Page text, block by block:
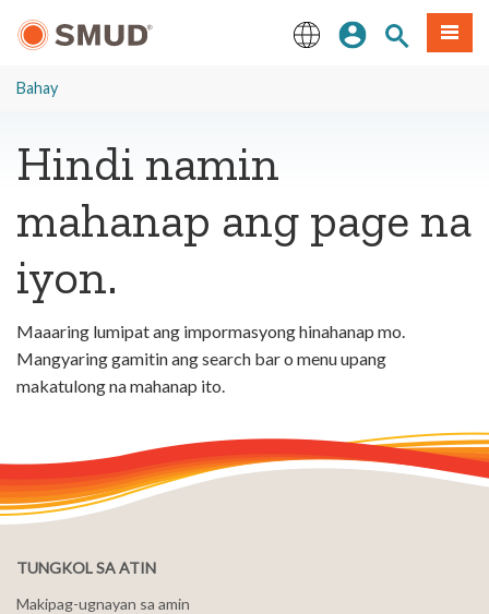
Nilalaman
Mag-sign InMenu
Bahay
Hindi namin
mahanap ang page na
iyon.
Maaaring lumipat ang impormasyong hinahanap mo.
Mangyaring gamitin ang search bar o menu upang
makatulong na mahanap ito.
TUNGKOL SA ATIN
Makipag-ugnayan sa amin